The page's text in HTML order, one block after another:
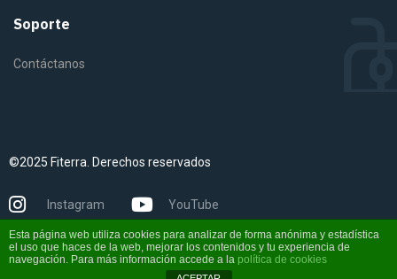
Soporte
Contáctanos
©2025 Fiterra. Derechos reservados
Instagram YouTube
Esta página web utiliza cookies para analizar de forma anónima y estadística
el uso que haces de la web, mejorar los contenidos y tu experiencia de
navegación. Para más información accede a la política de cookies